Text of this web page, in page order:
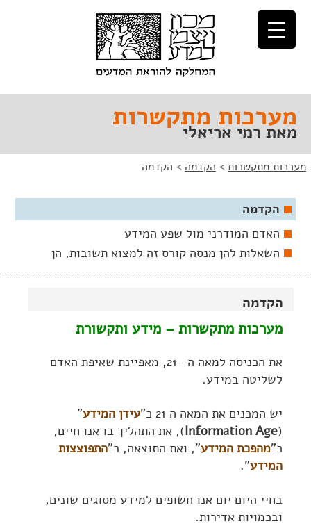
לתוכן
לניווט
מערכות מתקשרות
מאת רמי אריאלי
מערכות מתקשרות > הקדמה > הקדמה
הקדמה
מערכות מתקשרות – מידע ותקשורת
את הכניסה למאה ה- 21, מאפיינת שאיפת האדם
לשליטה במידע.
יש המכנים את המאה ה 21 כ" עידן המידע"
(
Information Age), את התהליך בו אנו חיים,
כ"מהפכת המידע", ואת התוצאה, כ"התפוצצות
המידע".
בחיי היום יום אנו חשופים למידע מסוגים שונים,
ובכמויות אדירות.
הקדמה
האדם המודרני מול שפע המידע
השאלות להן מנסה קורס זה למצוא תשובות, הן